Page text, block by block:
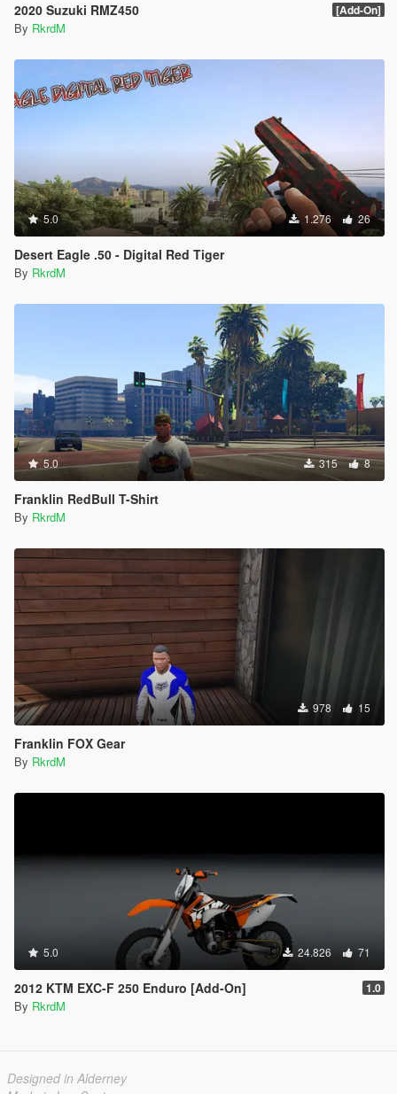
2020 Suzuki RMZ450 [Add-On]
By RkrdM
5.0 1.276 26
Desert Eagle .50 - Digital Red Tiger
By RkrdM
5.0 315 8
Franklin RedBull T-Shirt
By RkrdM
978 15
Franklin FOX Gear
By RkrdM
5.0 24.826 71
2012 KTM EXC-F 250 Enduro [Add-On] 1.0
By RkrdM
Designed in Alderney